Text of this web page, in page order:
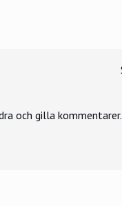
och gilla kommentarer.